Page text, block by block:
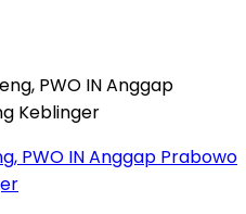
PWO IN Anggap Prabowo